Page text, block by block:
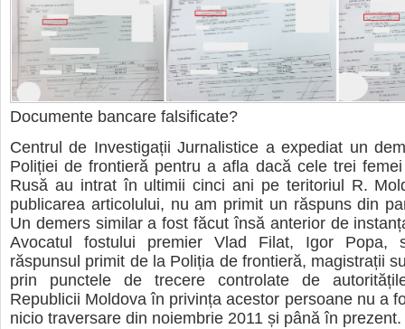
Documente bancare falsificate?
Centrul de Investigații Jurnalistice a expediat un
Poliției de frontieră pentru a afla dacă cele trei
Rusă au intrat în ultimii cinci ani pe teritoriul R.
publicarea articolului, nu am primit un răspuns din
Un demers similar a fost făcut însă anterior de
Avocatul fostului premier Vlad Filat, Igor Popa,
răspunsul primit de la Poliția de frontieră, magistrații
prin punctele de trecere controlate de
Republicii Moldova în privința acestor persoane nu a
nicio traversare din noiembrie 2011 și până în prezent.